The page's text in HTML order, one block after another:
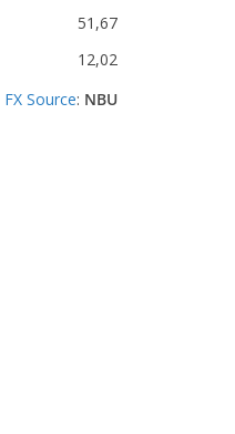
51,67
12,02
FX Source: NBU